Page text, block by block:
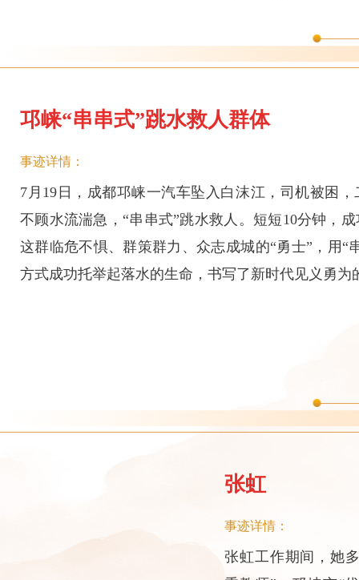
邛崃“串串式”跳水救人群体
事迹详情：
7月19日，成都邛崃一汽车坠入白沫江，司机被困
不顾水流湍急，“串串式”跳水救人。短短10分钟，
这群临危不惧、群策群力、众志成城的“勇士”，用“
方式成功托举起落水的生命，书写了新时代见义勇为
张虹
事迹详情：
张虹工作期间，她